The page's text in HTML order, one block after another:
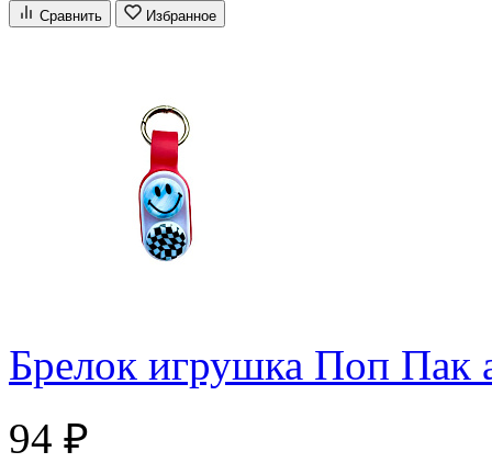
Сравнить Избранное
Брелок игрушка Поп Пак
94 ₽